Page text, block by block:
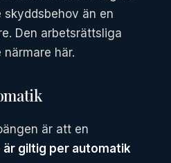
än en
Den arbetsrättsliga
här.
är att en
är giltig per automatik